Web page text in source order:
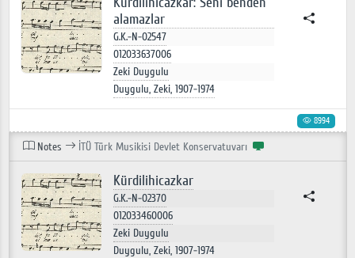
alamazlar
G.K.-N-02547
012033637006
Zeki Duygulu
Duygulu, Zeki, 1907-1974
8994
Notes İTÜ Türk Musikisi Devlet Konservatuvarı
Kürdilihicazkar
G.K.-N-02370
012033460006
Zeki Duygulu
Duygulu, Zeki, 1907-1974